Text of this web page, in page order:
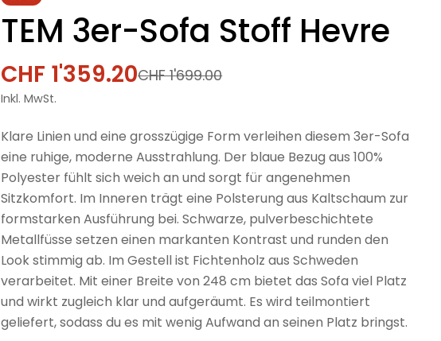
TEM 3er-Sofa Stoff Hevre
Verkaufspreis
CHF 1'359.20
Regulärer
Preis
CHF 1'699.00
Inkl. MwSt.
Klare Linien und eine grosszügige Form verleihen diesem 3er-Sofa
eine ruhige, moderne Ausstrahlung. Der blaue Bezug aus 100%
Polyester fühlt sich weich an und sorgt für angenehmen
Sitzkomfort. Im Inneren trägt eine Polsterung aus Kaltschaum zur
formstarken Ausführung bei. Schwarze, pulverbeschichtete
Metallfüsse setzen einen markanten Kontrast und runden den
Look stimmig ab. Im Gestell ist Fichtenholz aus Schweden
verarbeitet. Mit einer Breite von 248 cm bietet das Sofa viel Platz
und wirkt zugleich klar und aufgeräumt. Es wird teilmontiert
geliefert, sodass du es mit wenig Aufwand an seinen Platz bringst.